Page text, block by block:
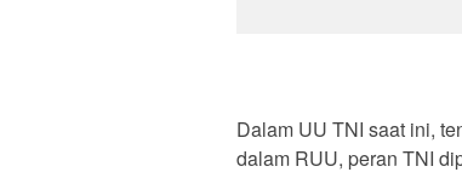
Dalam UU TNI saat ini,
dalam RUU, peran TNI